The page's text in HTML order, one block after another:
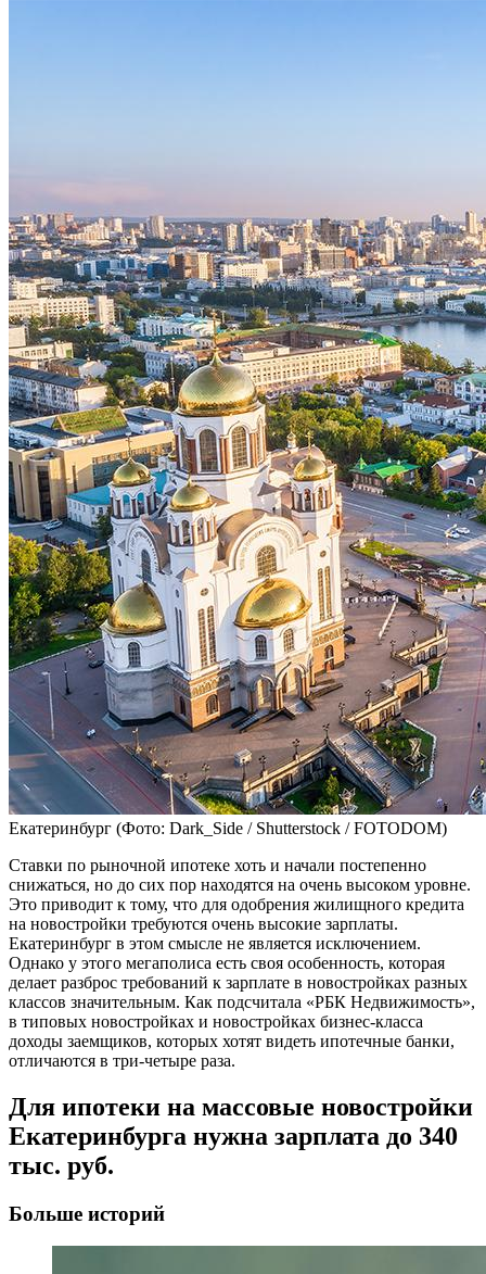
Екатеринбург (Фото: Dark_Side / Shutterstock / FOTODOM)
Ставки по рыночной ипотеке хоть и начали постепенно
снижаться, но до сих пор находятся на очень высоком уровне.
Это приводит к тому, что для одобрения жилищного кредита
на новостройки требуются очень высокие зарплаты.
Екатеринбург в этом смысле не является исключением.
Однако у этого мегаполиса есть своя особенность, которая
делает разброс требований к зарплате в новостройках разных
классов значительным. Как подсчитала «РБК Недвижимость»,
в типовых новостройках и новостройках бизнес-класса
доходы заемщиков, которых хотят видеть ипотечные банки,
отличаются в три-четыре раза.
Для ипотеки на массовые новостройки
Екатеринбурга нужна зарплата до 340
тыс. руб.
Больше историй